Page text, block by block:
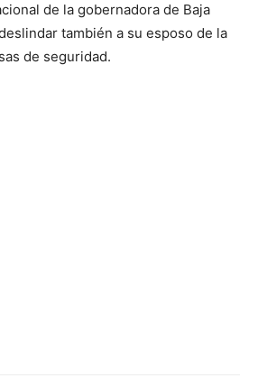
de la gobernadora de Baja
también a su esposo de la
de seguridad.